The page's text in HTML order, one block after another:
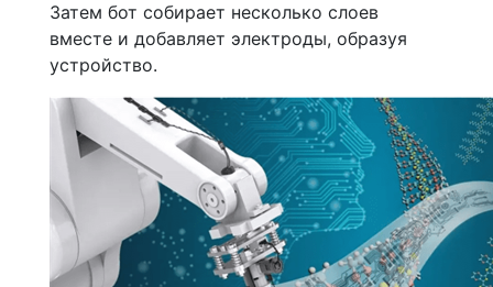
Затем бот собирает несколько слоев
вместе и добавляет электроды, образуя
устройство.